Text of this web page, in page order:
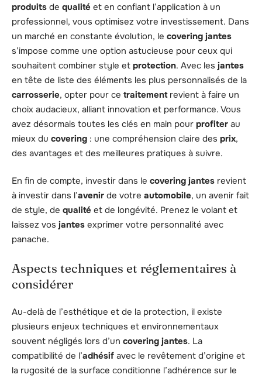
produits de qualité et en confiant l’application à un
professionnel, vous optimisez votre investissement. Dans
un marché en constante évolution, le covering jantes
s’impose comme une option astucieuse pour ceux qui
souhaitent combiner style et protection. Avec les jantes
en tête de liste des éléments les plus personnalisés de la
carrosserie, opter pour ce traitementrevient à faire un
choix audacieux, alliant innovation et performance. Vous
avez désormais toutes les clés en main pour profiter au
mieux du covering : une compréhension claire des prix,
des avantages et des meilleures pratiques à suivre.
En fin de compte, investir dans le covering jantes revient
à investir dans l’avenir de votre automobile, un avenir fait
de style, de qualité et de longévité. Prenez le volant et
laissez vos jantes exprimer votre personnalité avec
panache.
Aspects techniques et réglementaires à
considérer
Au-delà de l’esthétique et de la protection, il existe
plusieurs enjeux techniques et environnementaux
souvent négligés lors d’un covering jantes. La
compatibilité de l’adhésif avec le revêtement d’origine et
la rugosité de la surface conditionne l’adhérence sur le